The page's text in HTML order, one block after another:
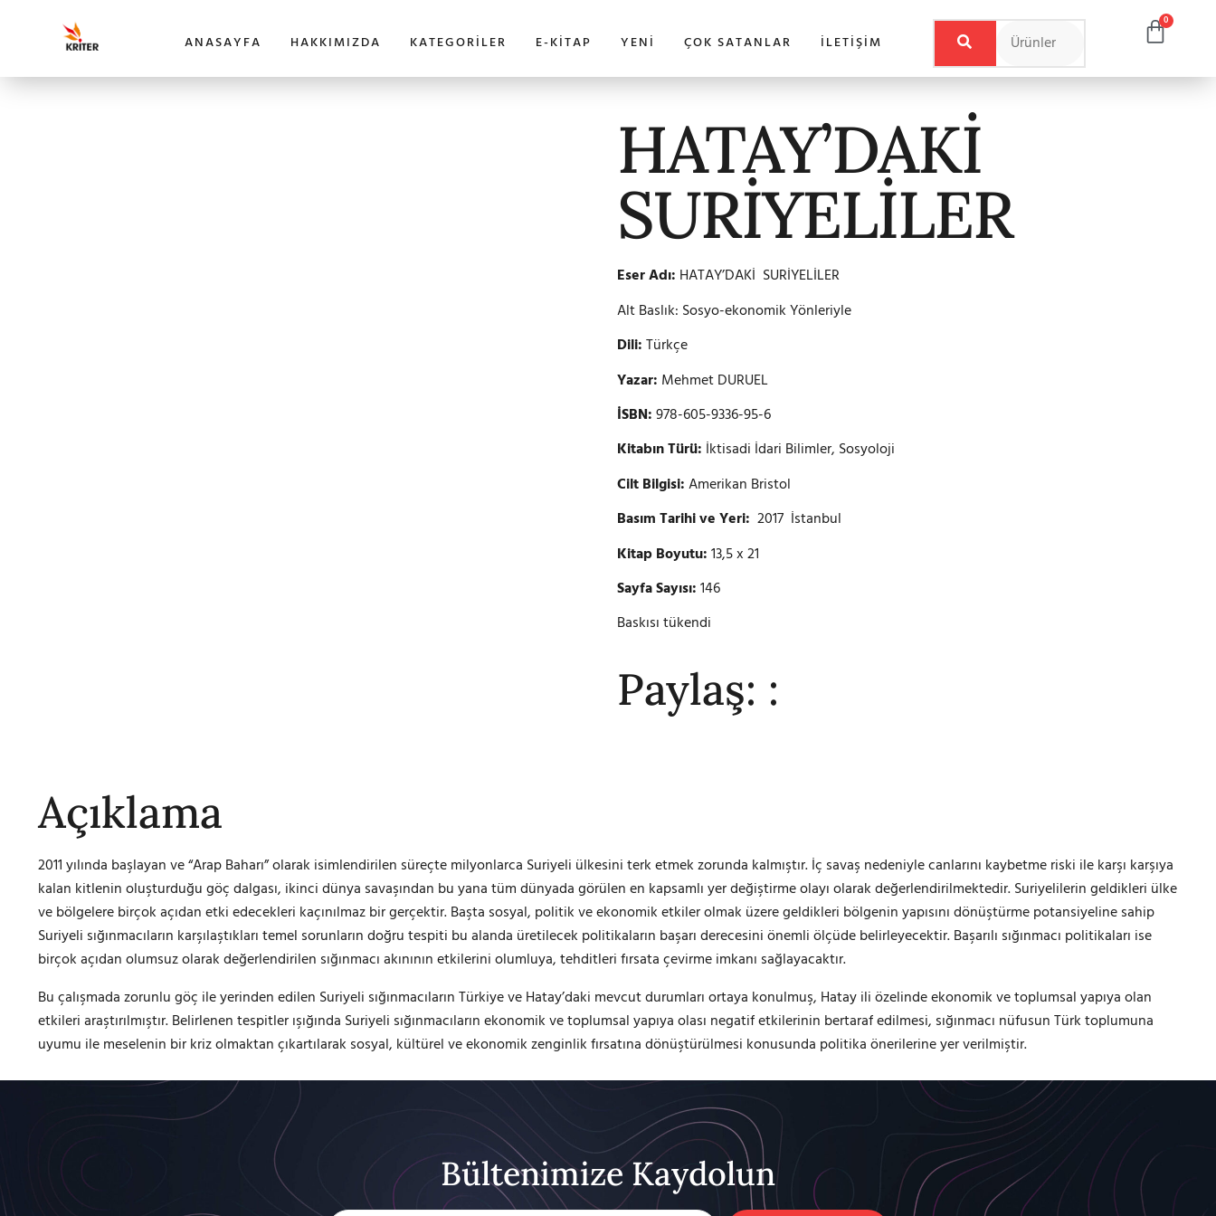
ANASAYFA HAKKIMIZDA KATEGORILER E-KITAP YENI ÇOK SATANLAR İLETIŞIM
0
HATAY’DAKİ
SURİYELİLER
Eser Adı: HATAY’DAKİ SURİYELİLER
Alt Baslık: Sosyo-ekonomik Yönleriyle
Dili:Türkçe
Yazar: Mehmet DURUEL
İSBN:978-605-9336-95-6
Kitabın Türü: İktisadi İdari Bilimler, Sosyoloji
Cilt Bilgisi:Amerikan Bristol
Basım Tarihi ve Yeri: 2017 İstanbul
Kitap Boyutu:13,5 x 21
Sayfa Sayısı:146
Baskısı tükendi
Paylaş: :
Açıklama
2011 yılında başlayan ve “Arap Baharı” olarak isimlendirilen süreçte milyonlarca Suriyeli ülkesini terk etmek zorunda kalmıştır. İç savaş nedeniyle canlarını kaybetme riski ile karşı karşıya
kalan kitlenin oluşturduğu göç dalgası, ikinci dünya savaşından bu yana tüm dünyada görülen en kapsamlı yer değiştirme olayı olarak değerlendirilmektedir. Suriyelilerin geldikleri ülke
ve bölgelere birçok açıdan etki edecekleri kaçınılmaz bir gerçektir. Başta sosyal, politik ve ekonomik etkiler olmak üzere geldikleri bölgenin yapısını dönüştürme potansiyeline sahip
Suriyeli sığınmacıların karşılaştıkları temel sorunların doğru tespiti bu alanda üretilecek politikaların başarı derecesini önemli ölçüde belirleyecektir. Başarılı sığınmacı politikaları ise
birçok açıdan olumsuz olarak değerlendirilen sığınmacı akınının etkilerini olumluya, tehditleri fırsata çevirme imkanı sağlayacaktır.
Bu çalışmada zorunlu göç ile yerinden edilen Suriyeli sığınmacıların Türkiye ve Hatay’daki mevcut durumları ortaya konulmuş, Hatay ili özelinde ekonomik ve toplumsal yapıya olan
etkileri araştırılmıştır. Belirlenen tespitler ışığında Suriyeli sığınmacıların ekonomik ve toplumsal yapıya olası negatif etkilerinin bertaraf edilmesi, sığınmacı nüfusun Türk toplumuna
uyumu ile meselenin bir kriz olmaktan çıkartılarak sosyal, kültürel ve ekonomik zenginlik fırsatına dönüştürülmesi konusunda politika önerilerine yer verilmiştir.
Bültenimize Kaydolun